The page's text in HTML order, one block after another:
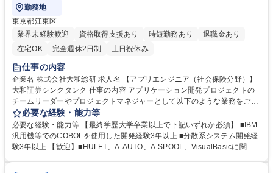
勤務地
東京都江東区
業界未経験歓迎
資格取得支援あり 時短勤務あり
退職金あり
在宅OK
完全週休2日制 土日祝休み
仕事の内容
企業名 株式会社大和総研 求人名 【アプリエンジニア（社会保険分野）】
大和証券シンクタンク 仕事の内容 アプリケーション開発プロジェクトの
チームリーダーやプロジェクトマネジャーとして以下のような業務をご担
当いただきます。 ・新機能追加やユーザーヒアリングの企画実行 ・シス
テム要件定義、設計、プロジェクトマネジメント、保守 ・新システムやデ
ータレイク、大規模DWHに関する企画実行 ・オフショアマネジメント な
ど 募集職種 【アプリエンジニア（社会保険分野）】大和証券シンクタン
必要な経験・能力等
必要な経験・能力等 【最終学歴大学卒業以上で下記いずれか必須】 ■IBM
汎用機等でのCOBOLを使用した開発経験3年以上 ■分散系システム開発経
験3年以上 【歓迎】■HULFT、A-AUTO、A-SPOOL、VisualBasicに関す